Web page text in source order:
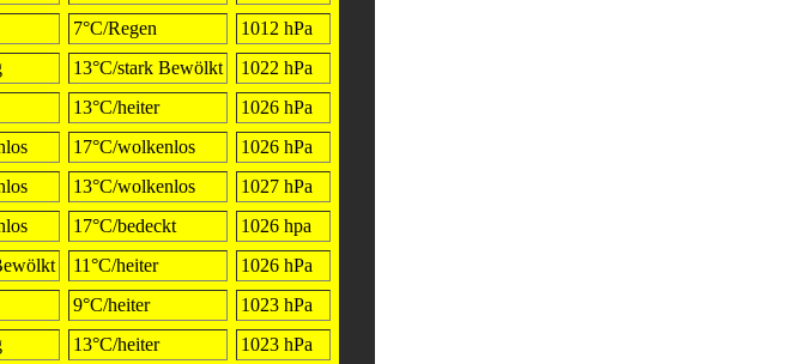
7°C/Regen
1012 hPa
13°C/stark Bewölkt
1022 hPa
13°C/heiter
1026 hPa
17°C/wolkenlos
1026 hPa
13°C/wolkenlos
1027 hPa
17°C/bedeckt
1026 hpa
11°C/heiter
1026 hPa
9°C/heiter
1023 hPa
13°C/heiter
1023 hPa